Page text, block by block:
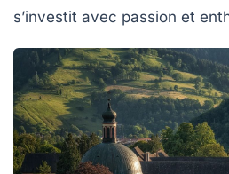
s’investit avec passion et